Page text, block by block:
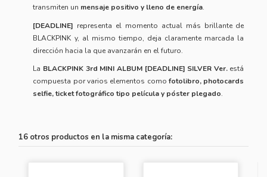
transmiten un mensaje positivo y lleno de energía.
[DEADLINE] representa el momento actual más brillante de
BLACKPINK y, al mismo tiempo, deja claramente marcada la
dirección hacia la que avanzarán en el futuro.
La BLACKPINK 3rd MINI ALBUM [DEADLINE] SILVER Ver.está
compuesta por varios elementos comofotolibro, photocards
selfie, ticket fotográfico tipo película y póster plegado.
16 otros productos en la misma categoría: